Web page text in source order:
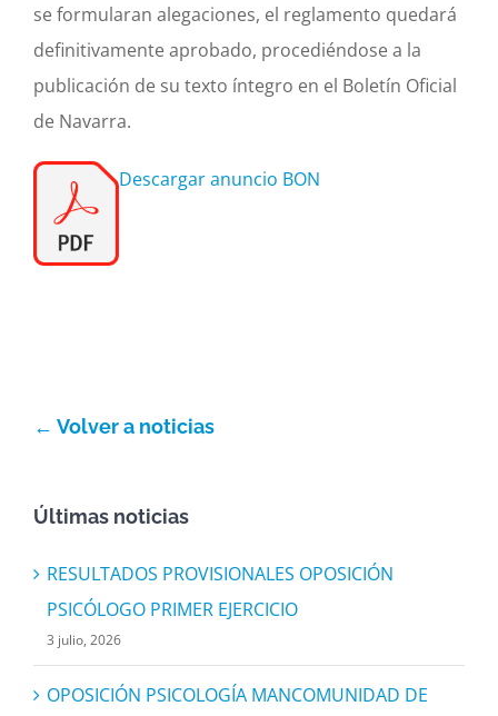
se formularan alegaciones, el reglamento quedará
definitivamente aprobado, procediéndose a la
publicación de su texto íntegro en el Boletín Oficial
de Navarra.
Descargar anuncio BON
← Volver a noticias
Últimas noticias
RESULTADOS PROVISIONALES OPOSICIÓN
PSICÓLOGO PRIMER EJERCICIO
3 julio, 2026
OPOSICIÓN PSICOLOGÍA MANCOMUNIDAD DE